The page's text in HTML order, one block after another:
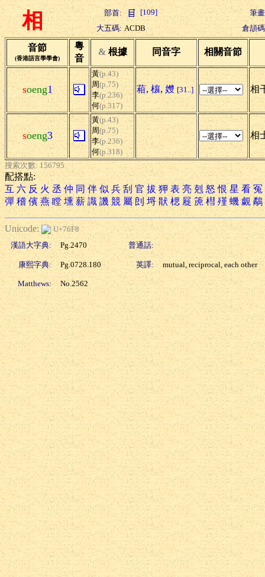
相 部首: [109]
筆
大五碼: ACDB 倉頡
音節
(香港語言學學會)
粵
音
& 根據 同音字 相關音節
soeng1
黃(p.43)
周(p.75)
李(p.236)
何(p.317)
葙, 欀, 孇 [31..] 相
soeng3
黃(p.43)
周(p.75)
李(p.236)
何(p.318)
相
搜索次數: 156795
配搭點:
互 六 反 火 丞 仲 同 伴 似 兵 刮 官 拔 狎 表 亮 剋 怒 恨 星 看 冤
彈 稽 儐 燕 瞠 壎 薪 識 譏 競 屬 剆 埒 猒 楒 屣 箎 槥 殣 蟣 覷 鷸
Unicode:
U+76F8
漢語大字典:
Pg.2470 普通話:
康熙字典: Pg.0728.180 英譯: mutual, reciprocal, each other
Matthews: No.2562